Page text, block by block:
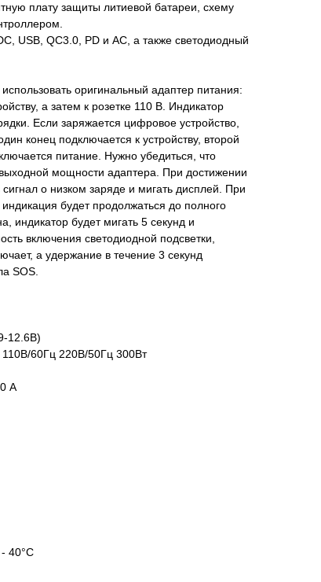
плату защиты литиевой батареи, схему
USB, QC3.0, PD и AC, а также светодиодный
оригинальный адаптер питания:
а затем к розетке 110 В. Индикатор
Если заряжается цифровое устройство,
конец подключается к устройству, второй
питание. Нужно убедиться, что
выходной мощности адаптера. При достижении
о низком заряде и мигать дисплей. При
будет продолжаться до полного
индикатор будет мигать 5 секунд и
включения светодиодной подсветки,
а удержание в течение 3 секунд
SOS.
12.6В)
60Гц 220В/50Гц 300Вт
А
40°C